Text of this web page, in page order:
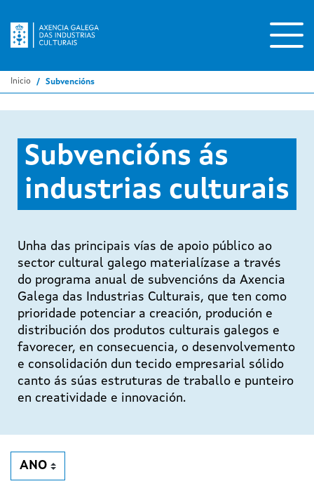
Inicio Subvencións
Subvencións ás
industrias culturais
Unha das principais vías de apoio público ao
sector cultural galego materialízase a través
do programa anual de subvencións da Axencia
Galega das Industrias Culturais, que ten como
prioridade potenciar a creación, produción e
distribución dos produtos culturais galegos e
favorecer, en consecuencia, o desenvolvemento
e consolidación dun tecido empresarial sólido
canto ás súas estruturas de traballo e punteiro
en creatividade e innovación.